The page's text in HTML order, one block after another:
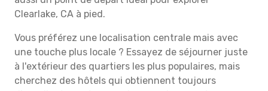
Clearlake, CA à pied.
Vous préférez une localisation centrale mais avec
une touche plus locale ? Essayez de séjourner juste
à l'extérieur des quartiers les plus populaires, mais
cherchez des hôtels qui obtiennent toujours